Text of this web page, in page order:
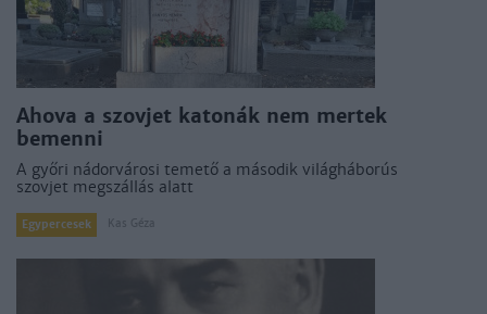
Ahova a szovjet katonák nem mertek
bemenni
A győri nádorvárosi temető a második világháborús
szovjet megszállás alatt
Egypercesek Kas Géza